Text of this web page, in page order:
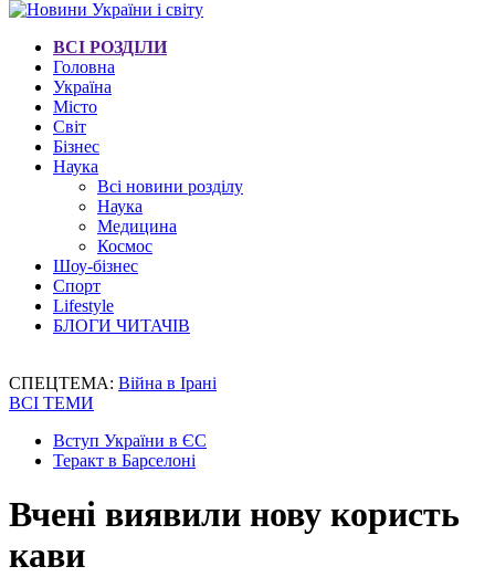
ВСІ РОЗДІЛИ
Головна
Україна
Місто
Світ
Бізнес
Наука
Всі новини розділу
Наука
Медицина
Космос
Шоу-бізнес
Спорт
Lifestyle
БЛОГИ ЧИТАЧІВ
СПЕЦТЕМА: Війна в Ірані
ВСІ ТЕМИ
Вступ України в ЄС
Теракт в Барселоні
Вчені виявили нову користь
кави